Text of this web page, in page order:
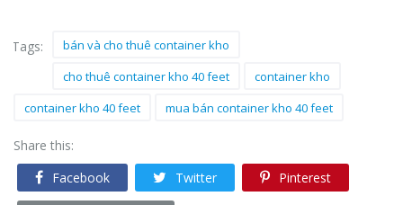
Tags:
bán và cho thuê container kho
cho thuê container kho 40 feet
container kho
container kho 40 feet
mua bán container kho 40 feet
Share this:
Facebook
Twitter Pinterest